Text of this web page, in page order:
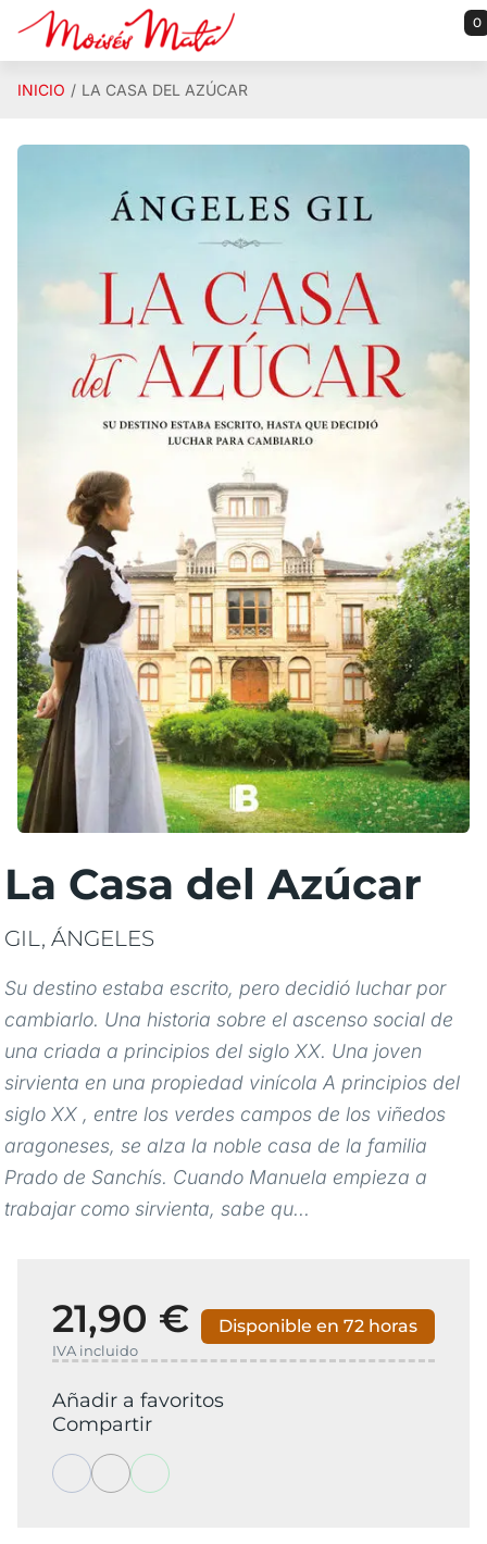
Saltar al contenido principal 0
INICIO LA CASA DEL AZÚCAR
La Casa del Azúcar
GIL, ÁNGELES
Su destino estaba escrito, pero decidió luchar por
cambiarlo. Una historia sobre el ascenso social de
una criada a principios del siglo XX. Una joven
sirvienta en una propiedad vinícola A principios del
siglo XX , entre los verdes campos de los viñedos
aragoneses, se alza la noble casa de la familia
Prado de Sanchís. Cuando Manuela empieza a
trabajar como sirvienta, sabe qu...
21,90 €
IVA incluido
Disponible en 72 horas
Añadir a favoritos
Compartir